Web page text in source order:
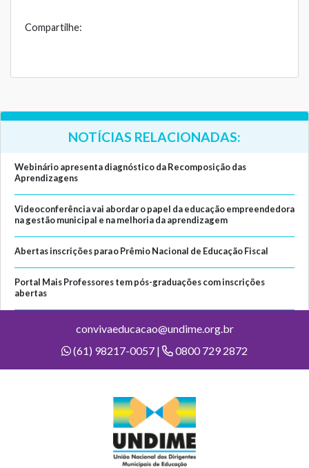
Compartilhe:
NOTÍCIAS RELACIONADAS:
Webinário apresenta diagnóstico da Recomposição das
Aprendizagens
Videoconferência vai abordar o papel da educação empreendedora
na gestão municipal e na melhoria da aprendizagem
Abertas inscrições para o Prêmio Nacional de Educação Fiscal
Portal Mais Professores tem pós-graduações com inscrições
abertas
convivaeducacao@undime.org.br
(61) 98217-0057 |
0800 729 2872